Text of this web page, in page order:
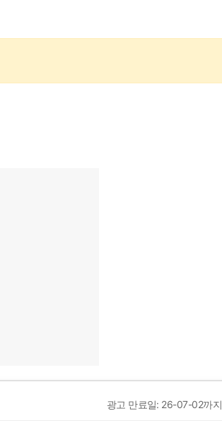
광고 만료일: 26-07-02까지